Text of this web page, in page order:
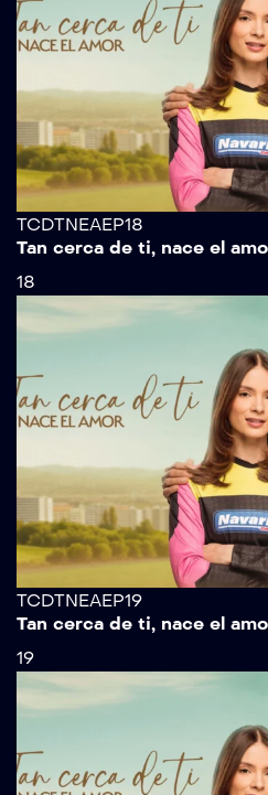
TCDTNEAEP18
Tan cerca de ti, nace el
18
TCDTNEAEP19
Tan cerca de ti, nace el
19